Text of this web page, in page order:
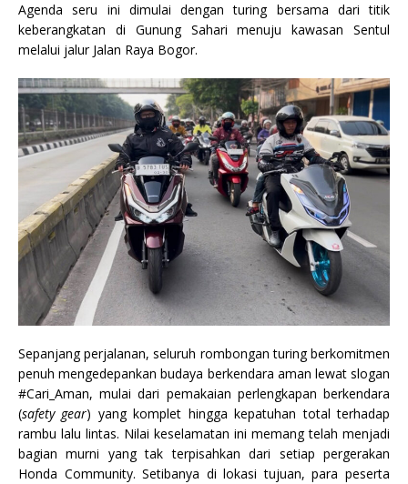
Agenda seru ini dimulai dengan turing bersama dari titik
keberangkatan di Gunung Sahari menuju kawasan Sentul
melalui jalur Jalan Raya Bogor.
Sepanjang perjalanan, seluruh rombongan turing berkomitmen
penuh mengedepankan budaya berkendara aman lewat slogan
#Cari_Aman, mulai dari pemakaian perlengkapan berkendara
(safety gear) yang komplet hingga kepatuhan total terhadap
rambu lalu lintas. Nilai keselamatan ini memang telah menjadi
bagian murni yang tak terpisahkan dari setiap pergerakan
Honda Community. Setibanya di lokasi tujuan, para peserta